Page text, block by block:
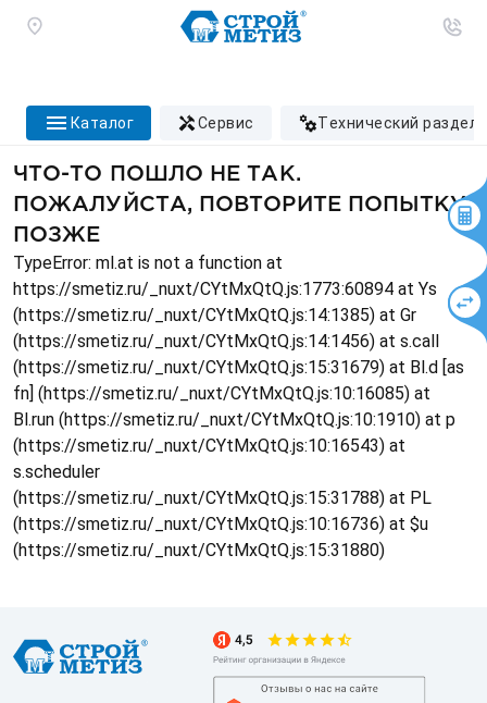
каталог сервис технический раздел
ЧТО-ТО ПОШЛО НЕ ТАК.
ПОЖАЛУЙСТА, ПОВТОРИТЕ ПОПЫТКУ
ПОЗЖЕ
TypeError: ml.at is not a function at
https://smetiz.ru/_nuxt/CYtMxQtQ.js:1773:60894 at Ys
(https://smetiz.ru/_nuxt/CYtMxQtQ.js:14:1385) at Gr
(https://smetiz.ru/_nuxt/CYtMxQtQ.js:14:1456) at s.call
(https://smetiz.ru/_nuxt/CYtMxQtQ.js:15:31679) at Bl.d [as
fn] (https://smetiz.ru/_nuxt/CYtMxQtQ.js:10:16085) at
Bl.run (https://smetiz.ru/_nuxt/CYtMxQtQ.js:10:1910) at p
(https://smetiz.ru/_nuxt/CYtMxQtQ.js:10:16543) at
s.scheduler
(https://smetiz.ru/_nuxt/CYtMxQtQ.js:15:31788) at PL
(https://smetiz.ru/_nuxt/CYtMxQtQ.js:10:16736) at $u
(https://smetiz.ru/_nuxt/CYtMxQtQ.js:15:31880)